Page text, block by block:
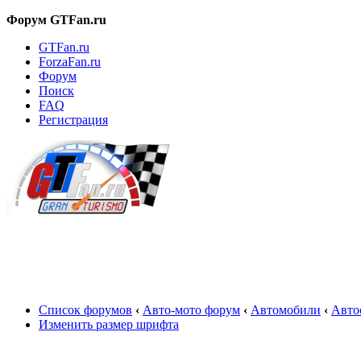
Форум GTFan.ru
GTFan.ru
ForzaFan.ru
Форум
Поиск
FAQ
Регистрация
Список форумов ‹ Авто-мото форум ‹ Автомобили ‹
Изменить размер шрифта